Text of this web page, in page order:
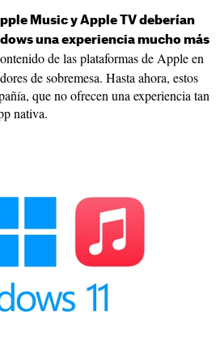
Music y Apple TV deberían
una experiencia mucho más
de las plataformas de Apple en
de sobremesa. Hasta ahora, estos
que no ofrecen una experiencia tan
nativa.